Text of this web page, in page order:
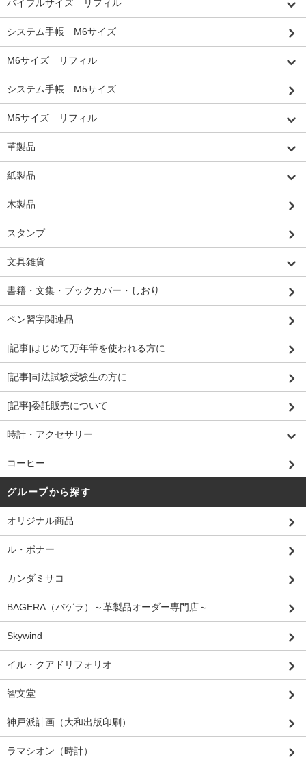
バイブルサイズ リフィル
システム手帳 M6サイズ
M6サイズ リフィル
システム手帳 M5サイズ
M5サイズ リフィル
革製品
紙製品
木製品
スタンプ
文具雑貨
書籍・文集・ブックカバー・しおり
ペン習字関連品
[記事]はじめて万年筆を使われる方に
[記事]司法試験受験生の方に
[記事]委託販売について
時計・アクセサリー
コーヒー
グループから探す
オリジナル商品
ル・ボナー
カンダミサコ
BAGERA（バゲラ）～革製品オーダー専門店～
Skywind
イル・クアドリフォリオ
智文堂
神戸派計画（大和出版印刷）
ラマシオン（時計）